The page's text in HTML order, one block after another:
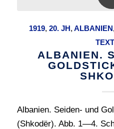
1919, 20. JH,ALBANIEN
ALBANIEN.
Albanien. Seiden- und
(Shkodër). Abb. 1—4.